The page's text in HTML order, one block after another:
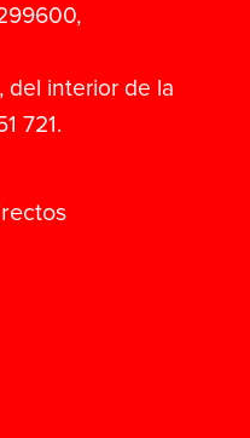
del interior de la
721.